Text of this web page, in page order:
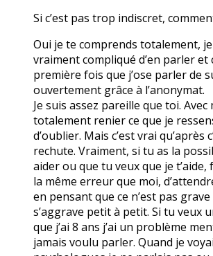
Si c’est pas trop indiscret,
Oui je te comprends totalement,
vraiment compliqué d’en parler et
première fois que j’ose parler de
ouvertement grâce à l’anonymat.
Je suis assez pareille que toi. Avec
totalement renier ce que je
d’oublier. Mais c’est vrai qu’après
rechute. Vraiment, si tu as la
aider ou que tu veux que je t’aide,
la même erreur que moi,
en pensant que ce n’est pas
s’aggrave petit à petit. Si tu veux
que j’ai 8 ans j’ai un problème
jamais voulu parler. Quand je